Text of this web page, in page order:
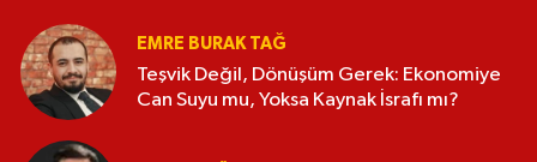
EMRE BURAK TAĞ
Teşvik Değil, Dönüşüm Gerek: Ekonomiye
Can Suyu mu, Yoksa Kaynak İsrafı mı?